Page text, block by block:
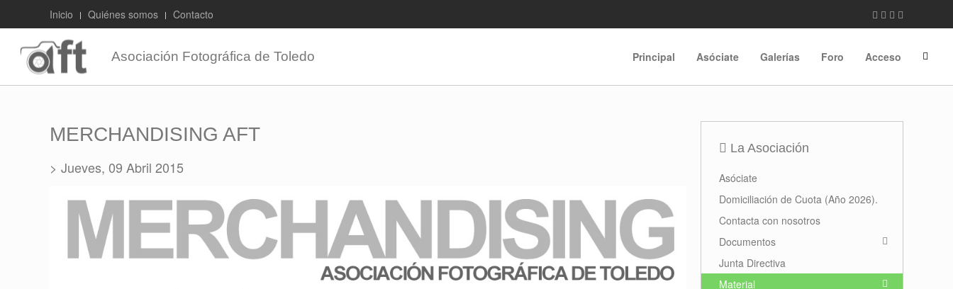
Inicio Quiénes somos Contacto
Asociación Fotográfica de Toledo Principal Asóciate Galerías Foro Acceso
MERCHANDISING AFT
> Jueves, 09 Abril 2015
La Asociación
Asóciate
Domiciliación de Cuota (Año 2026).
Contacta con nosotros
Documentos
Junta Directiva
Material